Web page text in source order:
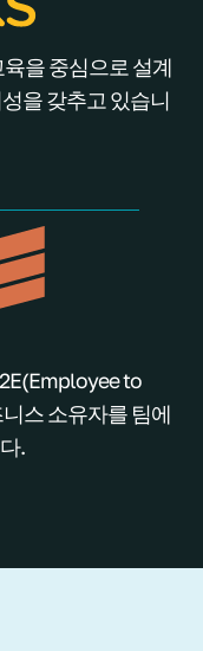
을 중심으로 설계
을 갖추고 있습니
to
스 소유자를 팀에
.